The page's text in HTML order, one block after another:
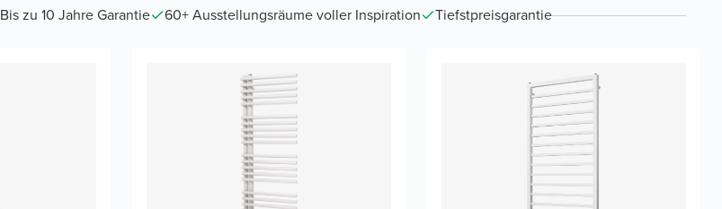
Bis zu 10 Jahre Garantie 60+ Ausstellungsräume voller Inspiration Tiefstpreisgarantie